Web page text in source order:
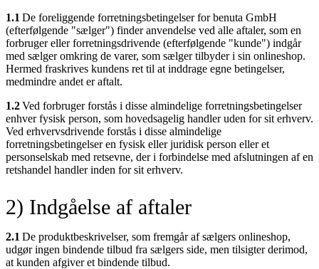
1.1 De foreliggende forretningsbetingelser for benuta GmbH
(efterfølgende "sælger") finder anvendelse ved alle aftaler, som en
forbruger eller forretningsdrivende (efterfølgende "kunde") indgår
med sælger omkring de varer, som sælger tilbyder i sin onlineshop.
Hermed fraskrives kundens ret til at inddrage egne betingelser,
medmindre andet er aftalt.
1.2Ved forbruger forstås i disse almindelige forretningsbetingelser
enhver fysisk person, som hovedsagelig handler uden for sit erhverv.
Ved erhvervsdrivende forstås i disse almindelige
forretningsbetingelser en fysisk eller juridisk person eller et
personselskab med retsevne, der i forbindelse med afslutningen af en
retshandel handler inden for sit erhverv.
2) Indgåelse af aftaler
2.1 De produktbeskrivelser, som fremgår af sælgers onlineshop,
udgør ingen bindende tilbud fra sælgers side, men tilsigter derimod,
at kunden afgiver et bindende tilbud.